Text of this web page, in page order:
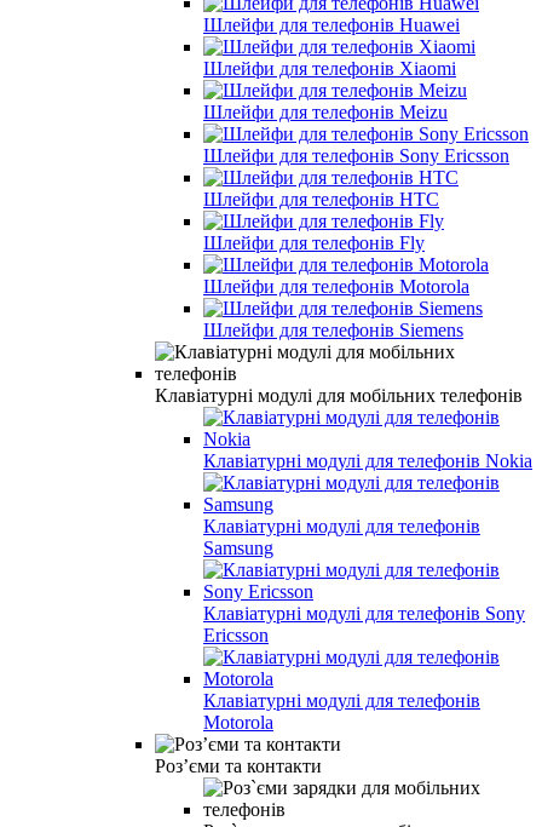
Шлейфи для телефонів Huawei
Шлейфи для телефонів Xiaomi
Шлейфи для телефонів Meizu
Шлейфи для телефонів Sony Ericsson
Шлейфи для телефонів HTC
Шлейфи для телефонів Fly
Шлейфи для телефонів Motorola
Шлейфи для телефонів Siemens
Клавіатурні модулі для мобільних телефонів
Клавіатурні модулі для телефонів Nokia
Клавіатурні модулі для телефонів
Samsung
Клавіатурні модулі для телефонів Sony
Ericsson
Клавіатурні модулі для телефонів
Motorola
Роз’єми та контакти